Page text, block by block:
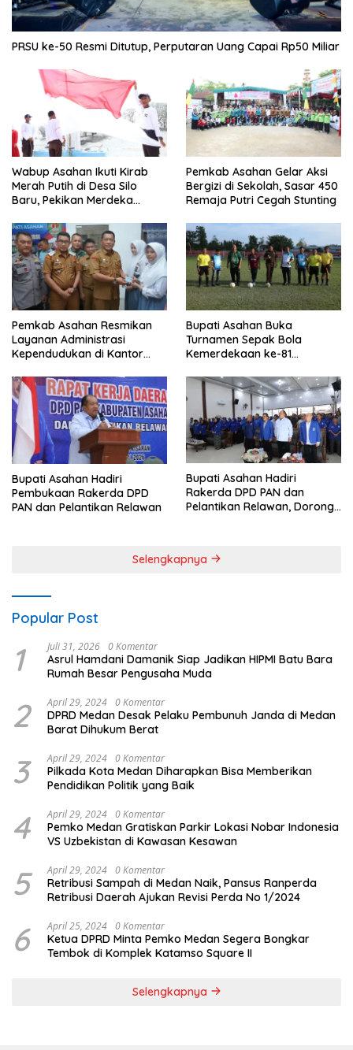
PRSU ke-50 Resmi Ditutup, Perputaran Uang Capai Rp50 Miliar
Wabup Asahan Ikuti Kirab
Merah Putih di Desa Silo
Baru, Pekikan Merdeka
Pemkab Asahan Gelar Aksi
Bergizi di Sekolah, Sasar 450
Remaja Putri Cegah Stunting
Pemkab Asahan Resmikan
Layanan Administrasi
Kependudukan di Kantor
Bupati Asahan Buka
Turnamen Sepak Bola
Kemerdekaan ke-81
0208/Asahan
Bupati Asahan Hadiri
Pembukaan Rakerda DPD
PAN dan Pelantikan Relawan
Bupati Asahan Hadiri
Rakerda DPD PAN dan
Pelantikan Relawan, Dorong
Selengkapnya
Popular Post
1 Juli 31, 2026 0 Komentar
Asrul Hamdani Damanik Siap Jadikan HIPMI Batu Bara
Rumah Besar Pengusaha Muda
2 April 29, 2024 0 Komentar
DPRD Medan Desak Pelaku Pembunuh Janda di Medan
Barat Dihukum Berat
3 April 29, 2024 0 Komentar
Pilkada Kota Medan Diharapkan Bisa Memberikan
Pendidikan Politik yang Baik
4 April 29, 2024 0 Komentar
Pemko Medan Gratiskan Parkir Lokasi Nobar Indonesia
VS Uzbekistan di Kawasan Kesawan
5 April 29, 2024 0 Komentar
Retribusi Sampah di Medan Naik, Pansus Ranperda
Retribusi Daerah Ajukan Revisi Perda No 1/2024
6 April 25, 2024 0 Komentar
Ketua DPRD Minta Pemko Medan Segera Bongkar
Tembok di Komplek Katamso Square II
Selengkapnya